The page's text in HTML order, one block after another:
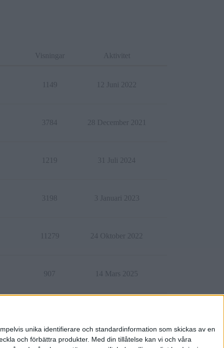
unika identifierare och standardinformation som skickas av en
och förbättra produkter. Med din tillåtelse kan vi och våra
Visningar Aktivitet
1149 12 Juni 2022
3784 28 December 2021
1219 31 Juli 2024
3198 3 Januari 2023
11279 24 Oktober 2022
907 14 Mars 2025